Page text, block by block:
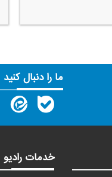
ما را دنبال کنید
خدمات رادیو